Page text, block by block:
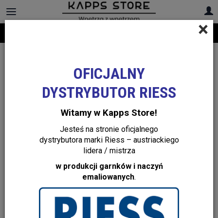
+48 22 299 19 84
×
OFICJALNY
DYSTRYBUTOR RIESS
Witamy w Kapps Store!
Jesteś na stronie oficjalnego
dystrybutora marki Riess – austriackiego
lidera / mistrza
w produkcji garnków i naczyń
emaliowanych.